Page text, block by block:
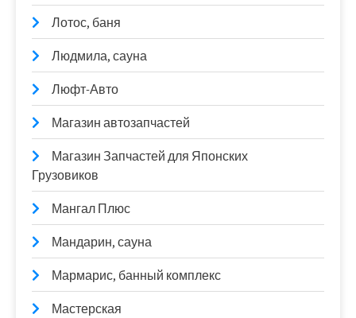
Лотос, баня
Людмила, сауна
Люфт-Авто
Магазин автозапчастей
Магазин Запчастей для Японских
Грузовиков
Мангал Плюс
Мандарин, сауна
Мармарис, банный комплекс
Мастерская